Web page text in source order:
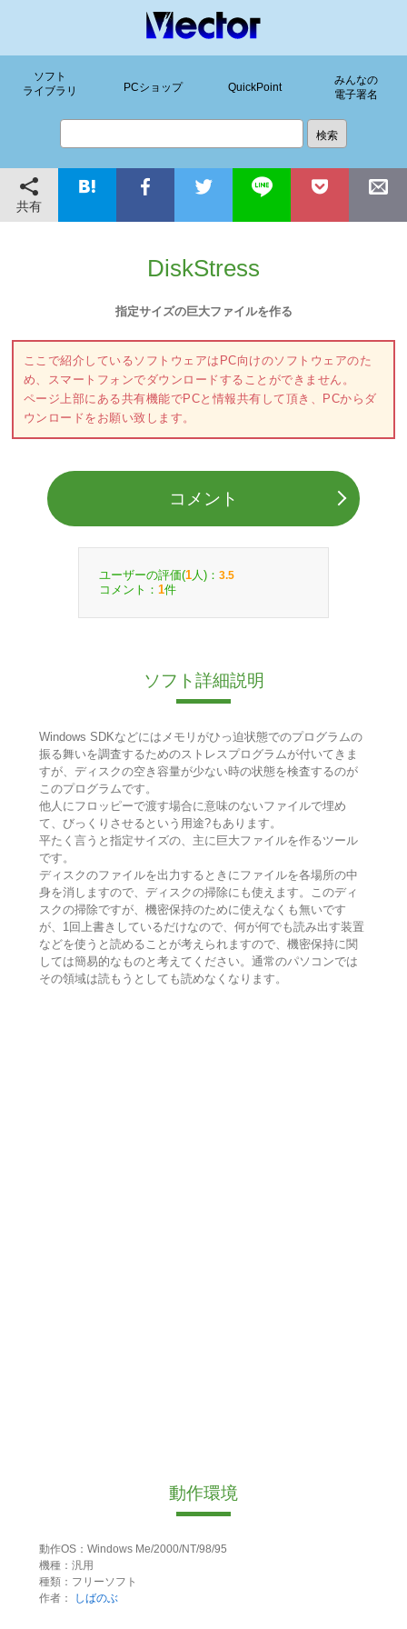
ソフト
ライブラリ
PCショップ QuickPoint
みんなの
電子署名
共有
DiskStress
指定サイズの巨大ファイルを作る
ここで紹介しているソフトウェアはPC向けのソフトウェアのた
め、スマートフォンでダウンロードすることができません。
ページ上部にある共有機能でPCと情報共有して頂き、PCからダ
ウンロードをお願い致します。
コメント
ユーザーの評価(1 人)： 3.5
コメント： 1件
ソフト詳細説明
Windows SDKなどにはメモリがひっ迫状態でのプログラムの
振る舞いを調査するためのストレスプログラムが付いてきま
すが、ディスクの空き容量が少ない時の状態を検査するのが
このプログラムです。
他人にフロッピーで渡す場合に意味のないファイルで埋め
て、びっくりさせるという用途?もあります。
平たく言うと指定サイズの、主に巨大ファイルを作るツール
です。
ディスクのファイルを出力するときにファイルを各場所の中
身を消しますので、ディスクの掃除にも使えます。このディ
スクの掃除ですが、機密保持のために使えなくも無いです
が、1回上書きしているだけなので、何が何でも読み出す装置
などを使うと読めることが考えられますので、機密保持に関
しては簡易的なものと考えてください。通常のパソコンでは
その領域は読もうとしても読めなくなります。
動作環境
動作OS：Windows Me/2000/NT/98/95
機種：汎用
種類：フリーソフト
作者：
しばのぶ